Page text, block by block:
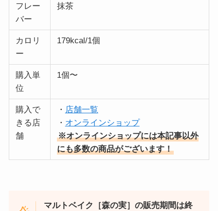
フレー
バー
抹茶
カロリ
ー
179kcal/1個
購入単
位
1個〜
購入で
きる店
舗
・ 店舗一覧
・ オンラインショップ
※オンラインショップには本記事以外
にも多数の商品がございます！
マルトベイク［森の実］の販売期間は終